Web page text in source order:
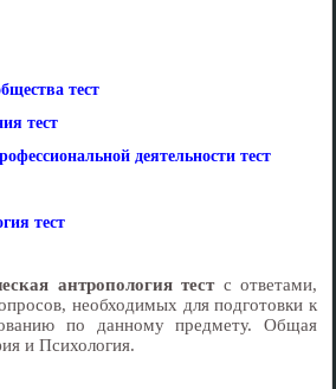
тест
тест
деятельности тест
тест
антропология тестс ответами,
необходимых для подготовки к
по данному предмету. Общая
и Психология.